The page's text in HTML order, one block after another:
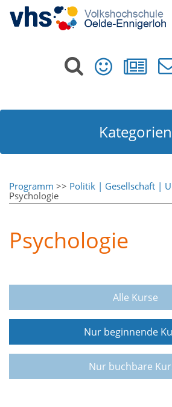
Kategorien
Programm >> Politik | Gesellschaft |
Psychologie
Psychologie
Alle Kurse
Nur beginnende
Nur buchbare